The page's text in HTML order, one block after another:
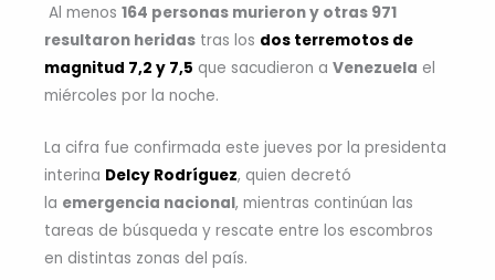
Al menos 164 personas murieron y otras 971
resultaron heridas tras los dos terremotos de
magnitud 7,2 y 7,5 que sacudieron a Venezuela el
miércoles por la noche.
La cifra fue confirmada este jueves por la presidenta
interina Delcy Rodríguez, quien decretó
la emergencia nacional, mientras continúan las
tareas de búsqueda y rescate entre los escombros
en distintas zonas del país.